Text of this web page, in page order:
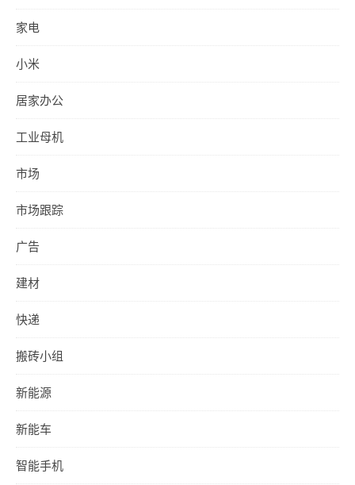
家电
小米
居家办公
工业母机
市场
市场跟踪
广告
建材
快递
搬砖小组
新能源
新能车
智能手机